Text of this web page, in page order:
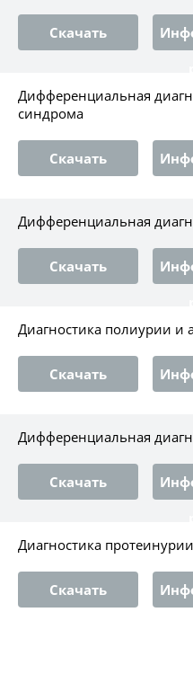
Скачать
Дифференциальная
синдрома
Скачать
Дифференциальная
Скачать
Диагностика полиурии и
Скачать
Дифференциальная
Скачать
Диагностика
Скачать